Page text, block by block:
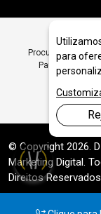
Procurando Disco
Paulo SP?
© Copyright 2026.
Marketing Digital.
Direitos Reservados
para